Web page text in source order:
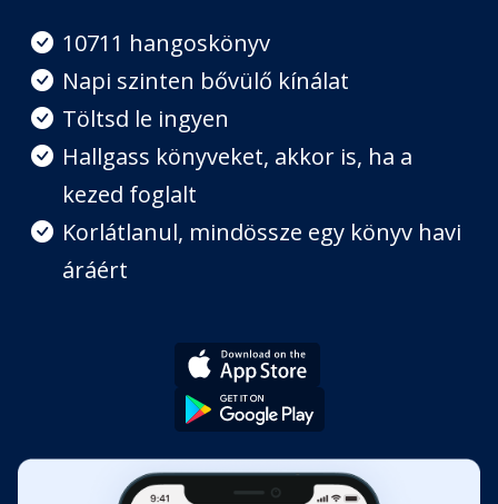
2. /3
Fejezet hossza: 00:10:00
2. /4
Fejezet hossza: 00:10:15
Fejezet hossza: 00:06:49
10711 hangoskönyv
Napi szinten bővülő kínálat
Töltsd le ingyen
Hallgass könyveket, akkor is, ha a
kezed foglalt
Korlátlanul, mindössze egy könyv havi
áráért